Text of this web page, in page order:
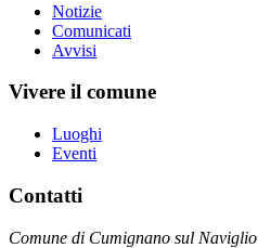
Notizie
Comunicati
Avvisi
Vivere il comune
Luoghi
Eventi
Contatti
Comune di Cumignano sul Naviglio